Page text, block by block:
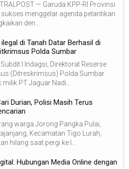
— Garuda KPP-RI Provinsi
menggelar agenda pelantikan
den...
di Tanah Datar Berhasil di
Polda Sumbar
I Indagsi, Direktorat Reserse
(Ditreskrimsus) Polda Sumbar
PT Jaguar Nadi...
Durian, Polisi Masih Terus
warga Jorong Pangka Pulai,
Kecamatan Tigo Lurah,
hilang saat pergi ke l...
Hubungan Media Online dengan